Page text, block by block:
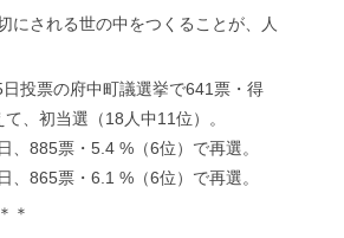
にされる世の中をつくることが、人
投票の府中町議選挙で641票・得
、初当選（18人中11位）。
、885票・5.4 %（6位）で再選。
、865票・6.1 %（6位）で再選。
＊